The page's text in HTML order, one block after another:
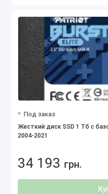
Под заказ
Жесткий диск SSD 1 Tб с
2004-2021
34 193 грн.